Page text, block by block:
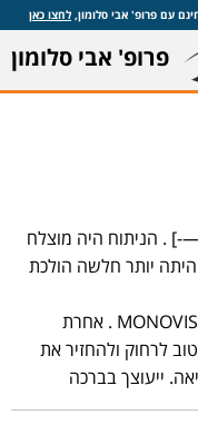
לחצו כאן
פרופ' אבי סלומון
אצל [——-] . הניתוח היה מוצלח
יותר חלשה הולכת
בייעוץ שם הוסבר לי שמדובר בראיית MONOVISION . אחרת
לרחוק ולהחזיר את
ייעוצך בברכה